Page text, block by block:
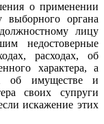
о применении
выборного органа
лицу
недостоверные
расходах, об
характера, а
об имуществе и
своих супруги
искажение этих